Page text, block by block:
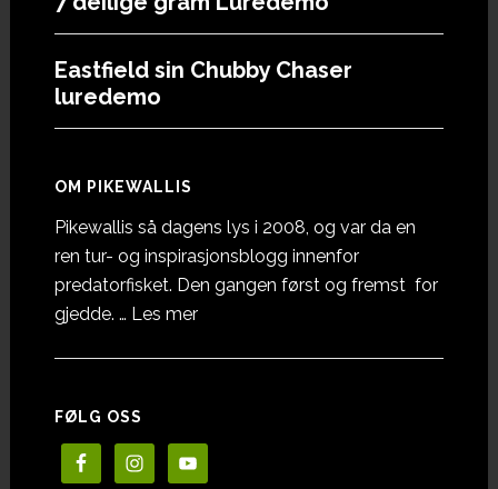
Eastfield sin Chubby Chaser
luredemo
OM PIKEWALLIS
Pikewallis så dagens lys i 2008, og var da en
ren tur- og inspirasjonsblogg innenfor
predatorfisket. Den gangen først og fremst for
gjedde. … Les meromOm
FØLG OSS